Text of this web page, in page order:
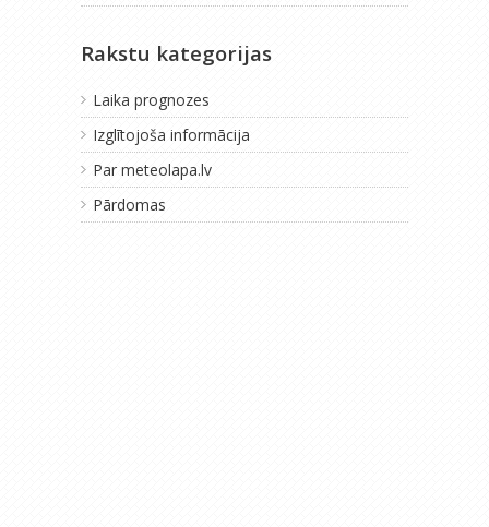
Rakstu kategorijas
Laika prognozes
Izglītojoša informācija
Par meteolapa.lv
Pārdomas